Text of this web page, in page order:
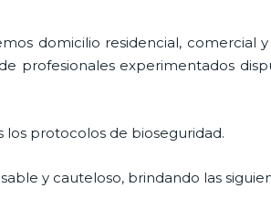
domicilio residencial, comercial
profesionales experimentados
los protocolos de bioseguridad.
y cauteloso, brindando las